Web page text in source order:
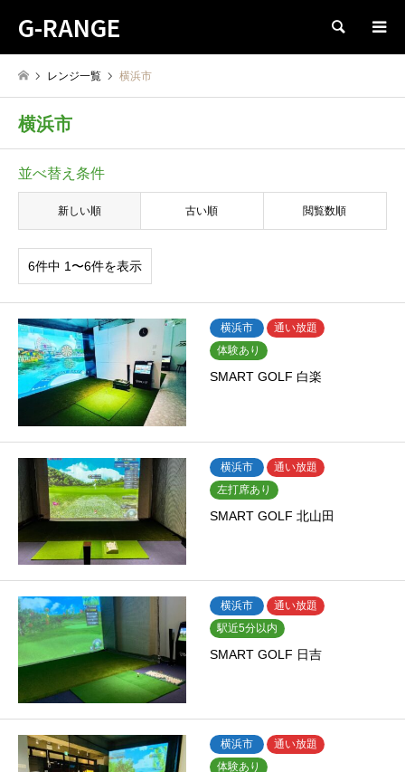
G-RANGE 検索
レンジ一覧 横浜市
横浜市
並べ替え条件
新しい順 古い順 閲覧数順
6件中 1〜6件を表示
横浜市
通い放題
体験あり
SMART GOLF 白楽
横浜市
通い放題
左打席あり
SMART GOLF 北山田
横浜市
通い放題
駅近5分以内
SMART GOLF 日吉
横浜市
通い放題
体験あり